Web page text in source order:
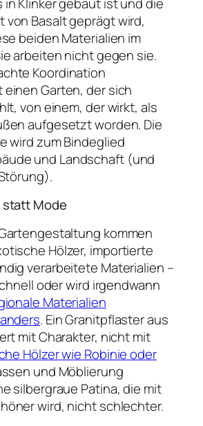
von Basalt geprägt wird,
beiden Materialien im
arbeiten nicht gegen sie.
Koordination
Garten, der sich
von einem, der wirkt, als
aufgesetzt worden. Die
wird zum Bindeglied
und Landschaft (und
Mode
kommen
Hölzer, importierte
verarbeitete Materialien –
oder wird irgendwann
Materialien
. Ein Granitpflaster aus
mit Charakter, nicht mit
Hölzer wie Robinie oder
und Möblierung
silbergraue Patina, die mit
wird, nicht schlechter.